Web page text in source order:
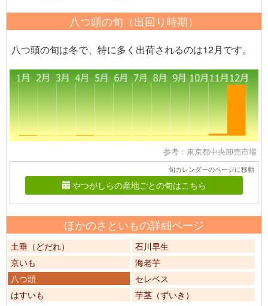
八つ頭の旬（出回り時期）
八つ頭の旬は冬で、特に多く出荷されるのは12月です。
参考：東京都中央卸売市場
旬カレンダーのページに移動
やつがしらの産地ごとの旬はこちら
ほかのさといもの詳細ページ
土垂（どだれ）
石川早生
京いも
海老芋
八つ頭
セレベス
はすいも
芋茎（ずいき）